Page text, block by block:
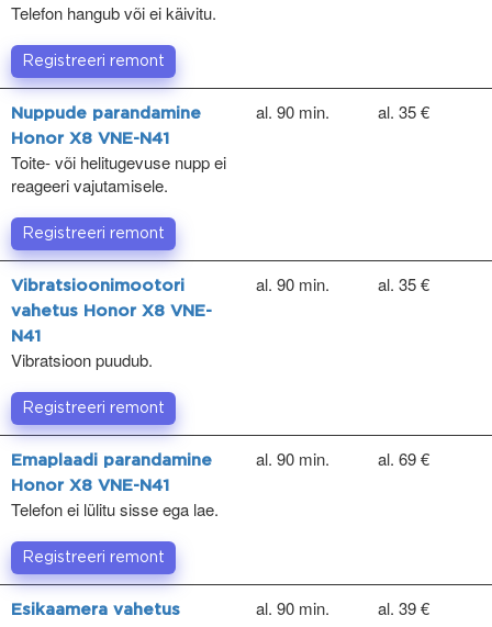
Telefon hangub või ei käivitu.
Registreeri remont
Nuppude parandamine
Honor X8 VNE-N41
Toite- või helitugevuse nupp ei
reageeri vajutamisele.
al. 90 min. al. 35 €
Registreeri remont
Vibratsioonimootori
vahetus Honor X8 VNE-
N41
Vibratsioon puudub.
al. 90 min. al. 35 €
Registreeri remont
Emaplaadi parandamine
Honor X8 VNE-N41
Telefon ei lülitu sisse ega lae.
al. 90 min. al. 69 €
Registreeri remont
Esikaamera vahetus
al. 90 min. al. 39 €